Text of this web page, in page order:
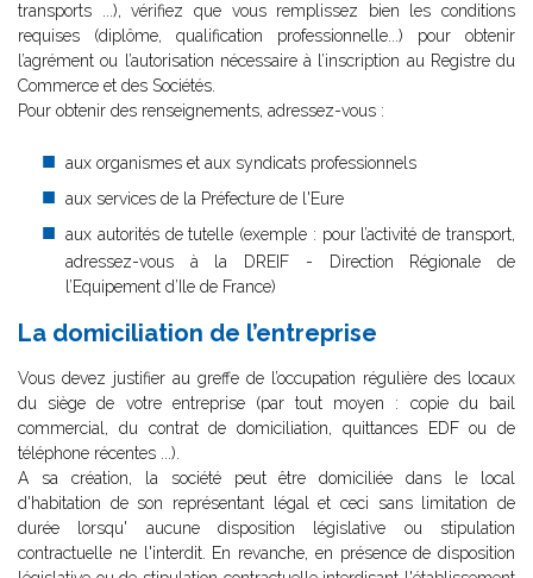
transports ...), vérifiez que vous remplissez bien les conditions
requises (diplôme, qualification professionnelle...) pour obtenir
l’agrément ou l’autorisation nécessaire à l’inscription au Registre du
Commerce et des Sociétés.
Pour obtenir des renseignements, adressez-vous :
aux organismes et aux syndicats professionnels
aux services de la Préfecture de l'Eure
aux autorités de tutelle (exemple : pour l’activité de transport,
adressez-vous à la DREIF - Direction Régionale de
l’Equipement d’Ile de France)
La domiciliation de l’entreprise
Vous devez justifier au greffe de l’occupation régulière des locaux
du siège de votre entreprise (par tout moyen : copie du bail
commercial, du contrat de domiciliation, quittances EDF ou de
téléphone récentes ...).
A sa création, la société peut être domiciliée dans le local
d'habitation de son représentant légal et ceci sans limitation de
durée lorsqu' aucune disposition législative ou stipulation
contractuelle ne l'interdit. En revanche, en présence de disposition